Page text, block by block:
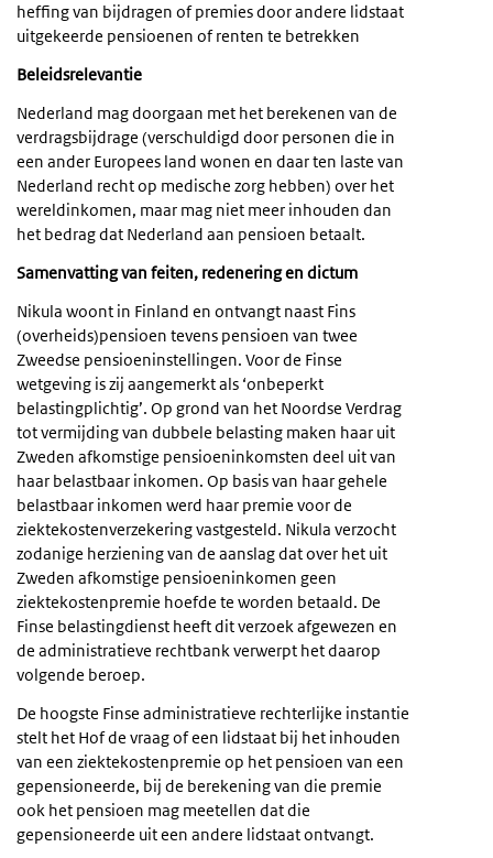
heffing van bijdragen of premies door andere lidstaat
uitgekeerde pensioenen of renten te betrekken
Beleidsrelevantie
Nederland mag doorgaan met het berekenen van de
verdragsbijdrage (verschuldigd door personen die in
een ander Europees land wonen en daar ten laste van
Nederland recht op medische zorg hebben) over het
wereldinkomen, maar mag niet meer inhouden dan
het bedrag dat Nederland aan pensioen betaalt.
Samenvatting van feiten, redenering en dictum
Nikula woont in Finland en ontvangt naast Fins
(overheids)pensioen tevens pensioen van twee
Zweedse pensioeninstellingen. Voor de Finse
wetgeving is zij aangemerkt als ‘onbeperkt
belastingplichtig’. Op grond van het Noordse Verdrag
tot vermijding van dubbele belasting maken haar uit
Zweden afkomstige pensioeninkomsten deel uit van
haar belastbaar inkomen. Op basis van haar gehele
belastbaar inkomen werd haar premie voor de
ziektekostenverzekering vastgesteld. Nikula verzocht
zodanige herziening van de aanslag dat over het uit
Zweden afkomstige pensioeninkomen geen
ziektekostenpremie hoefde te worden betaald. De
Finse belastingdienst heeft dit verzoek afgewezen en
de administratieve rechtbank verwerpt het daarop
volgende beroep.
De hoogste Finse administratieve rechterlijke instantie
stelt het Hof de vraag of een lidstaat bij het inhouden
van een ziektekostenpremie op het pensioen van een
gepensioneerde, bij de berekening van die premie
ook het pensioen mag meetellen dat die
gepensioneerde uit een andere lidstaat ontvangt.